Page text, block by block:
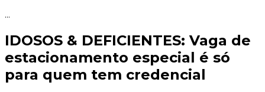
...
IDOSOS & DEFICIENTES: Vaga de
estacionamento especial é só
para quem tem credencial